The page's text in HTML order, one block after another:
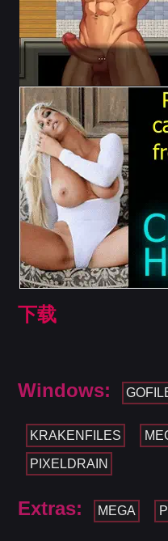
下载
Windows:
KRAKENFILES
PIXELDRAIN
Extras: MEGA